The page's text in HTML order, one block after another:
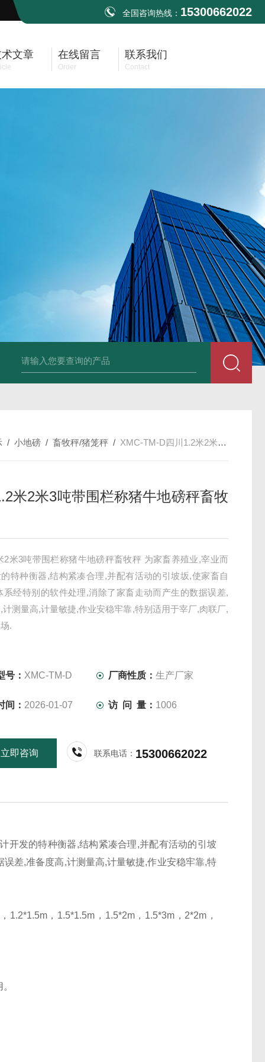
全国咨询热线： 15300662022
文章 在线留言
Order
联系我们
Contact
不锈钢电子地磅 3吨可冲洗电子平台秤 带检重报警输送线75kg
/小地磅 /畜牧秤/猪笼秤 / XMC-TM-D四川1.2米2米3吨带围栏称猪牛地磅秤畜牧秤
米2米3吨带围栏称猪牛地磅秤畜牧
2米3吨带围栏称猪牛地磅秤畜牧秤 为家畜养殖业,宰业而
特种衡器,结构紧凑合理,并配有活动的引坡坂,使家畜自
系经特别的软件处理,消除了家畜走动而产生的数据误差,
计测量高,计量敏捷,作业安稳牢靠,特别适用于宰厂,肉联厂,
.
号： XMC-TM-D 厂商性质：生产厂家
间： 2026-01-07 访 问 量： 1006
立即咨询 联系电话： 15300662022
发的特种衡器,结构紧凑合理,并配有活动的引坡
差,准备度高,计测量高,计量敏捷,作业安稳牢靠,特
，1.5*1.5m，1.5*2m，1.5*3m，2*2m，